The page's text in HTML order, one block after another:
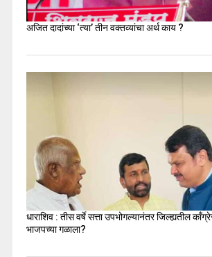
अजित दादांच्या ‘त्या’ तीन वक्तव्यांचा अर्थ काय ?
धाराशिव : तीस वर्षे सत्ता उपभोगल्यानंतर जिल्ह्यतील
भाजपच्या गळाला?